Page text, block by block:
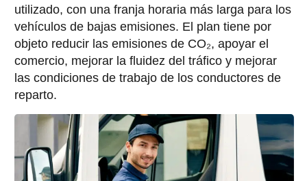
utilizado, con una franja horaria más larga para los
vehículos de bajas emisiones. El plan tiene por
objeto reducir las emisiones de CO₂, apoyar el
comercio, mejorar la fluidez del tráfico y mejorar
las condiciones de trabajo de los conductores de
reparto.